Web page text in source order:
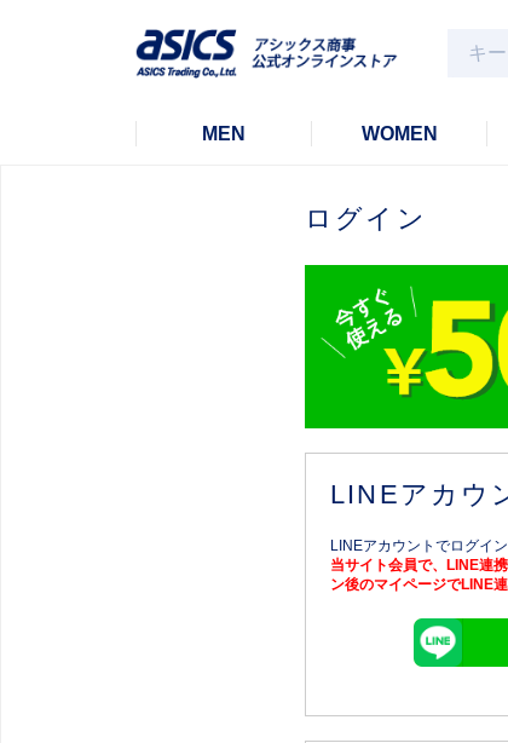
MEN WOMEN
ログイン
LINEアカウ
LINEアカウントでログイ
当サイト会員で、LINE連
ン後のマイページでLINE